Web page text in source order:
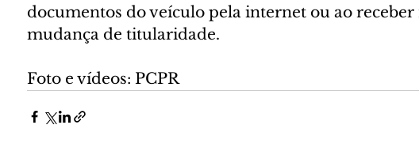
documentos do veículo pela internet ou ao
mudança de titularidade.
Foto e vídeos: PCPR